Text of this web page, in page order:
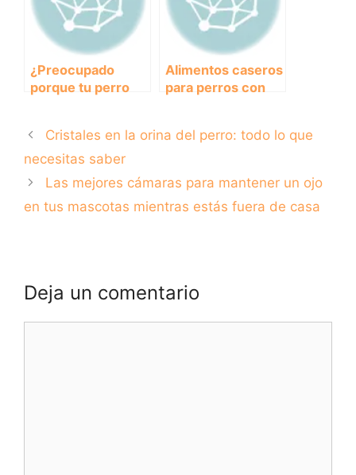
¿Preocupado
porque tu perro
cómo tratarlo en
casa
Alimentos caseros
para perros con
el malestar de tu
Cristales en la orina del perro: todo lo que
necesitas saber
Las mejores cámaras para mantener un ojo
en tus mascotas mientras estás fuera de casa
Deja un comentario